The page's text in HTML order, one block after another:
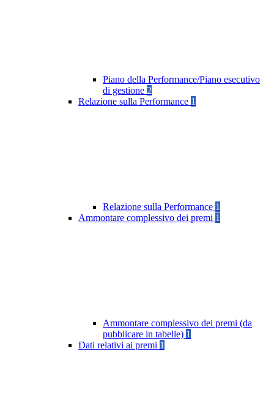
Piano della Performance/Piano esecutivo
di gestione 2
Relazione sulla Performance 1
Relazione sulla Performance 1
Ammontare complessivo dei premi 1
Ammontare complessivo dei premi (da
pubblicare in tabelle) 1
Dati relativi ai premi 1